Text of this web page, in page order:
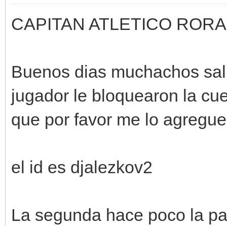
CAPITAN ATLETICO
Buenos dias muchachos
jugador le bloquearon la
que por favor me lo
el id es djalezkov2
La segunda hace poco la